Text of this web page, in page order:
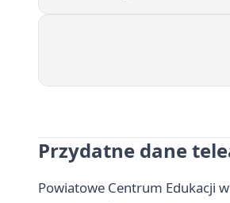
Przydatne dane
Powiatowe Centrum Edukacji